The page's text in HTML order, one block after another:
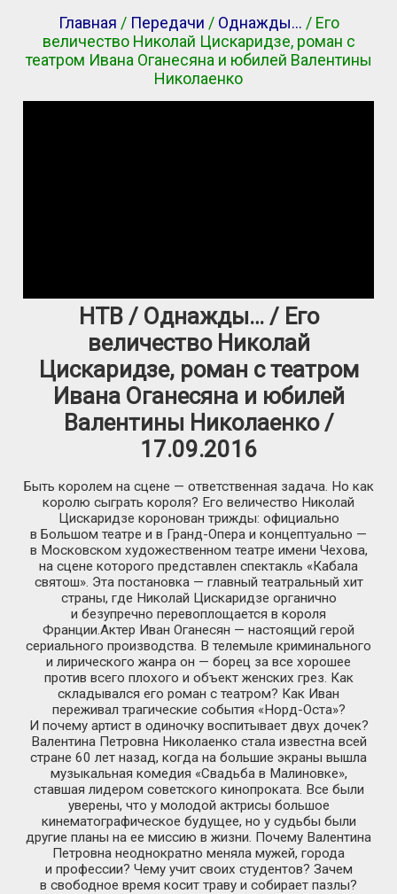
Главная / Передачи / Однажды… / Его
величество Николай Цискаридзе, роман с
театром Ивана Оганесяна и юбилей Валентины
Николаенко
НТВ / Однажды… / Его
величество Николай
Цискаридзе, роман с театром
Ивана Оганесяна и юбилей
Валентины Николаенко /
17.09.2016
Быть королем на сцене — ответственная задача. Но как
королю сыграть короля? Его величество Николай
Цискаридзе коронован трижды: официально
в Большом театре и в Гранд-Опера и концептуально —
в Московском художественном театре имени Чехова,
на сцене которого представлен спектакль «Кабала
святош». Эта постановка — главный театральный хит
страны, где Николай Цискаридзе органично
и безупречно перевоплощается в короля
Франции.Актер Иван Оганесян — настоящий герой
сериального производства. В телемыле криминального
и лирического жанра он — борец за все хорошее
против всего плохого и объект женских грез. Как
складывался его роман с театром? Как Иван
переживал трагические события «Норд-Оста»?
И почему артист в одиночку воспитывает двух дочек?
Валентина Петровна Николаенко стала известна всей
стране 60 лет назад, когда на большие экраны вышла
музыкальная комедия «Свадьба в Малиновке»,
ставшая лидером советского кинопроката. Все были
уверены, что у молодой актрисы большое
кинематографическое будущее, но у судьбы были
другие планы на ее миссию в жизни. Почему Валентина
Петровна неоднократно меняла мужей, города
и профессии? Чему учит своих студентов? Зачем
в свободное время косит траву и собирает пазлы?